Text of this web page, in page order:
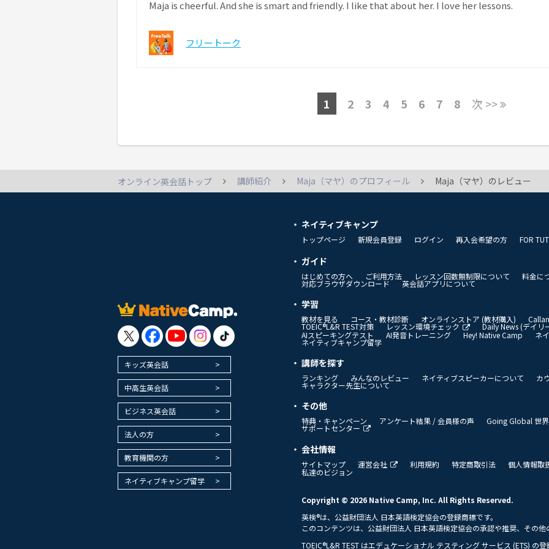
Maja is cheerful. And she is smart and friendly. I like that about her. I love her lessons.
フリートーク
1 2 3 4 5 6 7 8 次 >>
オンライン英会話トップ 講師紹介 Maja（マヤ）のプロフィール Maja（マヤ）のレビュー
キッズ英会話
中高生英会話
ビジネス英会話
法人の方
教育機関の方
ネイティブキャンプ留学
ネイティブキャンプ
トップページ 新規会員登録 ログイン 再入会希望の方 FOR
ガイド
はじめての方へ ご利用方法 レッスン回数無制限について 料金に
対応ブラウザダウンロード 英会話アプリについて
学習
教材を見る コース・教材診断 オンラインストア (教材購入)
TOEIC®L&R TEST対策 レッスン環境チェック
Daily News (デイリ
AIスピーキングテスト
AI発音トレーニング Hey! Native Camp ネ
ネイティブキャンプ留学
講師を探す
ランキング みんなのレビュー ネイティブスピーカーについて カ
キャラクター先生について
その他
特典・キャンペーン アンケート結果 / 会員様の声 Going Global 世
サポートセンター
会社情報
サイトマップ 運営会社 利用規約 特定商取引法 個人情報取
私達のビジョン
Copyright © 2026 Native Camp, Inc. All Rights Reserved.
英検®は、公益財団法人 日本英語検定協会の登録商標です。
このコンテンツは、公益財団法人 日本英語検定協会の承認や推奨、その
TOEIC®L&R TEST はエデュケーショナル テスティング サービス (ETS) の